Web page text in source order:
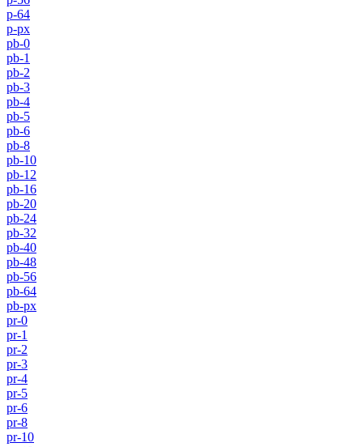
p-64
p-px
pb-0
pb-1
pb-2
pb-3
pb-4
pb-5
pb-6
pb-8
pb-10
pb-12
pb-16
pb-20
pb-24
pb-32
pb-40
pb-48
pb-56
pb-64
pb-px
pr-0
pr-1
pr-2
pr-3
pr-4
pr-5
pr-6
pr-8
pr-10